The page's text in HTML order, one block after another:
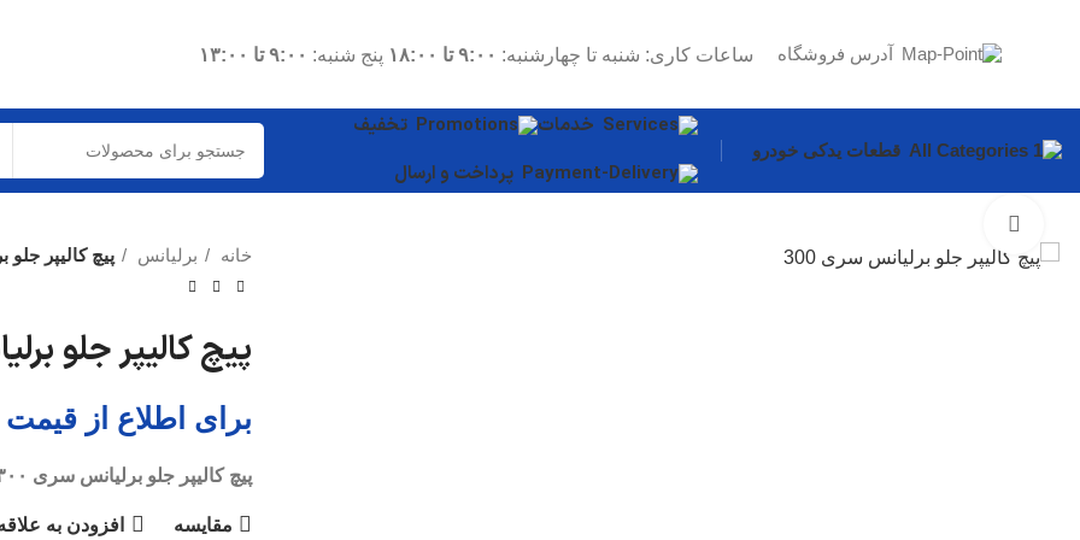
آدرس فروشگاه ساعات کاری: شنبه تا چهارشنبه: ۹:۰۰ تا ۱۸:۰۰ پنج شنبه: ۹:۰۰ تا ۱۳:۰۰
قطعات یدکی خودرو
قطعات موتوری
واشر سرسیلندر
میل لنگ
قطعات داخلی
خدمات
تخفیف
پرداخت و ارسال
خانه برلیانس پیچ کالیپر جلو
پیچ کالیپر جلو
برای اطلاع از
پیچ کالیپر جلو برلیانس سری ۳۰۰
مقایسه افزودن به